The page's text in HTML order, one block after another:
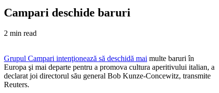
Campari deschide baruri
2 min read
Grupul Campari intenţionează să deschidă mai multe baruri în
Europa şi mai departe pentru a promova cultura aperitivului italian, a
declarat joi directorul său general Bob Kunze-Concewitz, transmite
Reuters.